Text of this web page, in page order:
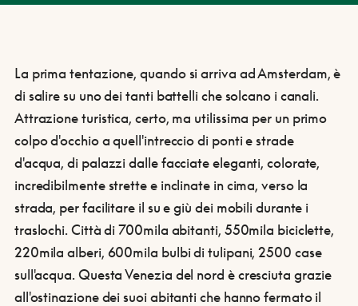
La prima tentazione, quando si arriva ad Amsterdam, è
di salire su uno dei tanti battelli che solcano i canali.
Attrazione turistica, certo, ma utilissima per un primo
colpo d'occhio a quell'intreccio di ponti e strade
d'acqua, di palazzi dalle facciate eleganti, colorate,
incredibilmente strette e inclinate in cima, verso la
strada, per facilitare il su e giù dei mobili durante i
traslochi. Città di 700mila abitanti, 550mila biciclette,
220mila alberi, 600mila bulbi di tulipani, 2500 case
sull'acqua. Questa Venezia del nord è cresciuta grazie
all'ostinazione dei suoi abitanti che hanno fermato il